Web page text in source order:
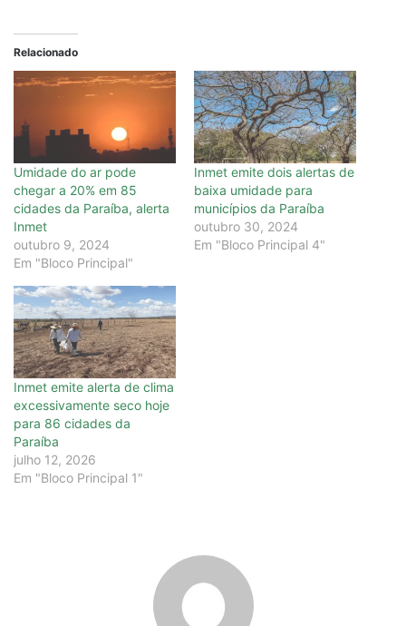
Relacionado
Umidade do ar pode
chegar a 20% em 85
cidades da Paraíba, alerta
Inmet
outubro 9, 2024
Em "Bloco Principal"
Inmet emite dois alertas de
baixa umidade para
municípios da Paraíba
outubro 30, 2024
Em "Bloco Principal 4"
Inmet emite alerta de clima
excessivamente seco hoje
para 86 cidades da
Paraíba
julho 12, 2026
Em "Bloco Principal 1"